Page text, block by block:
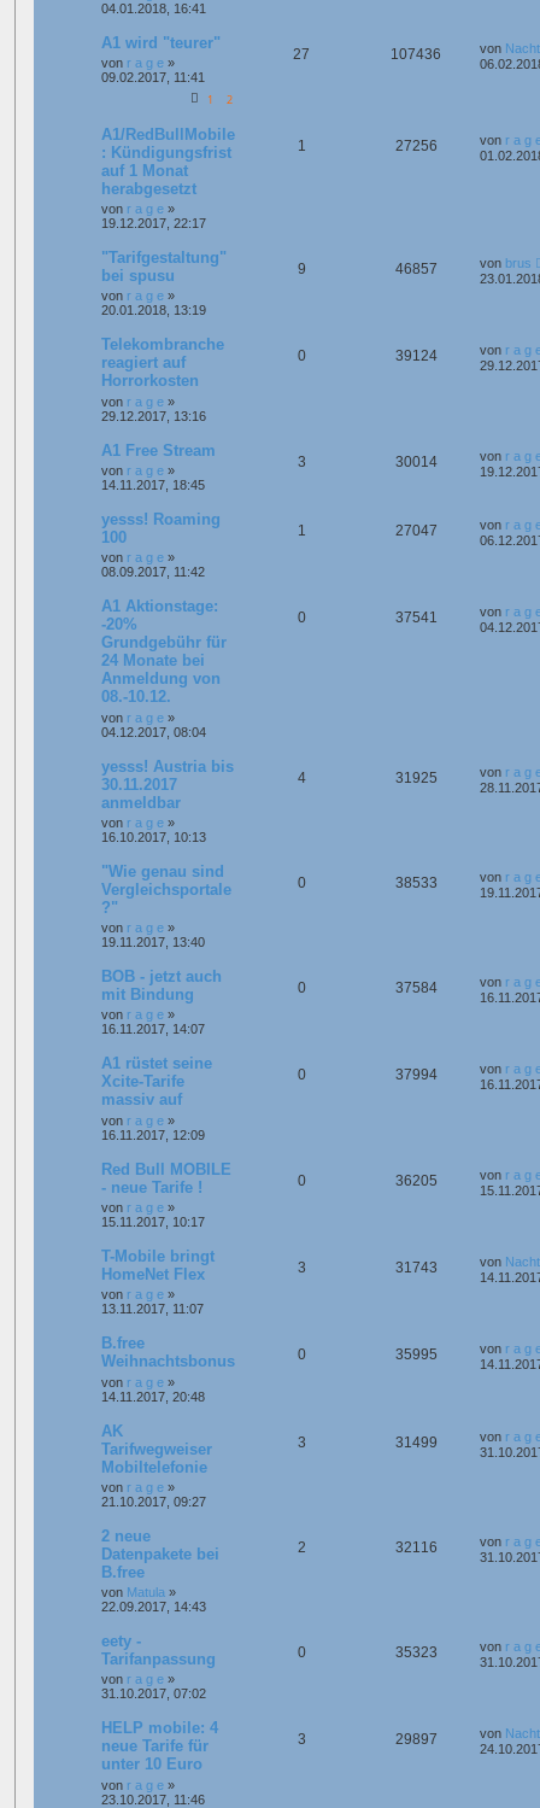
04.01.2018, 16:41
A1 wird "teurer"
von r a g e »
09.02.2017, 11:41
1 2
27 107436 von
A1/RedBullMobile
: Kündigungsfrist
auf 1 Monat
herabgesetzt
von r a g e »
19.12.2017, 22:17
1 27256 von r a g
"Tarifgestaltung"
bei spusu
von r a g e »
20.01.2018, 13:19
9 46857 von brus
Telekombranche
reagiert auf
Horrorkosten
von r a g e »
29.12.2017, 13:16
0 39124 von r a g
A1 Free Stream
von r a g e »
14.11.2017, 18:45
3 30014 von r a g
yesss! Roaming
100
von r a g e »
08.09.2017, 11:42
1 27047 von r a g
A1 Aktionstage:
-20%
Grundgebühr für
24 Monate bei
Anmeldung von
08.-10.12.
von r a g e »
04.12.2017, 08:04
0 37541 von r a g
yesss! Austria bis
30.11.2017
anmeldbar
von r a g e »
16.10.2017, 10:13
4 31925 von r a g
"Wie genau sind
Vergleichsportale
?"
von r a g e »
19.11.2017, 13:40
0 38533 von r a g
BOB - jetzt auch
mit Bindung
von r a g e »
16.11.2017, 14:07
0 37584 von r a g
A1 rüstet seine
Xcite-Tarife
massiv auf
von r a g e »
16.11.2017, 12:09
0 37994 von r a g
Red Bull MOBILE
- neue Tarife !
von r a g e »
15.11.2017, 10:17
0 36205 von r a g
T-Mobile bringt
HomeNet Flex
von r a g e »
13.11.2017, 11:07
3 31743 von
B.free
Weihnachtsbonus
von r a g e »
14.11.2017, 20:48
0 35995 von r a g
AK
Tarifwegweiser
Mobiltelefonie
von r a g e »
21.10.2017, 09:27
3 31499 von r a g
2 neue
Datenpakete bei
B.free
von Matula »
22.09.2017, 14:43
2 32116 von r a g
eety -
Tarifanpassung
von r a g e »
31.10.2017, 07:02
0 35323 von r a g
HELP mobile: 4
neue Tarife für
unter 10 Euro
von r a g e »
23.10.2017, 11:46
3 29897 von